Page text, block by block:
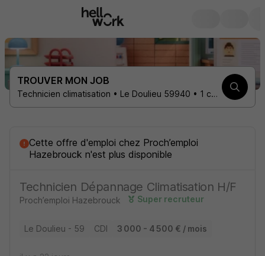
TROUVER MON JOB
Technicien climatisation • Le Doulieu 59940 • 1 contrat
Cette offre d'emploi chez Proch’emploi
Hazebrouck n'est plus disponible
Technicien Dépannage Climatisation H/F
Proch’emploi Hazebrouck Super recruteur
Le Doulieu - 59 CDI 3 000 - 4 500 € / mois